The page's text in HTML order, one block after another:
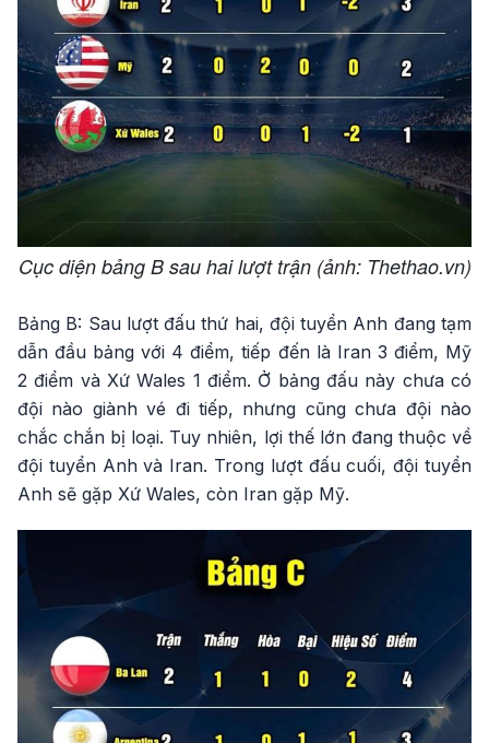
Cục diện bảng B sau hai lượt trận (ảnh: Thethao.vn)
Bảng B: Sau lượt đấu thứ hai, đội tuyển Anh đang tạm
dẫn đầu bảng với 4 điểm, tiếp đến là Iran 3 điểm, Mỹ
2 điểm và Xứ Wales 1 điểm. Ở bảng đấu này chưa có
đội nào giành vé đi tiếp, nhưng cũng chưa đội nào
chắc chắn bị loại. Tuy nhiên, lợi thế lớn đang thuộc về
đội tuyển Anh và Iran. Trong lượt đấu cuối, đội tuyển
Anh sẽ gặp Xứ Wales, còn Iran gặp Mỹ.